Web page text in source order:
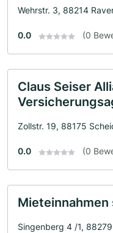
Wehrstr. 3, 88214
0.0 (0
Claus Seiser
Zollstr. 19, 88175
0.0 (0
Singenberg 4 /1,